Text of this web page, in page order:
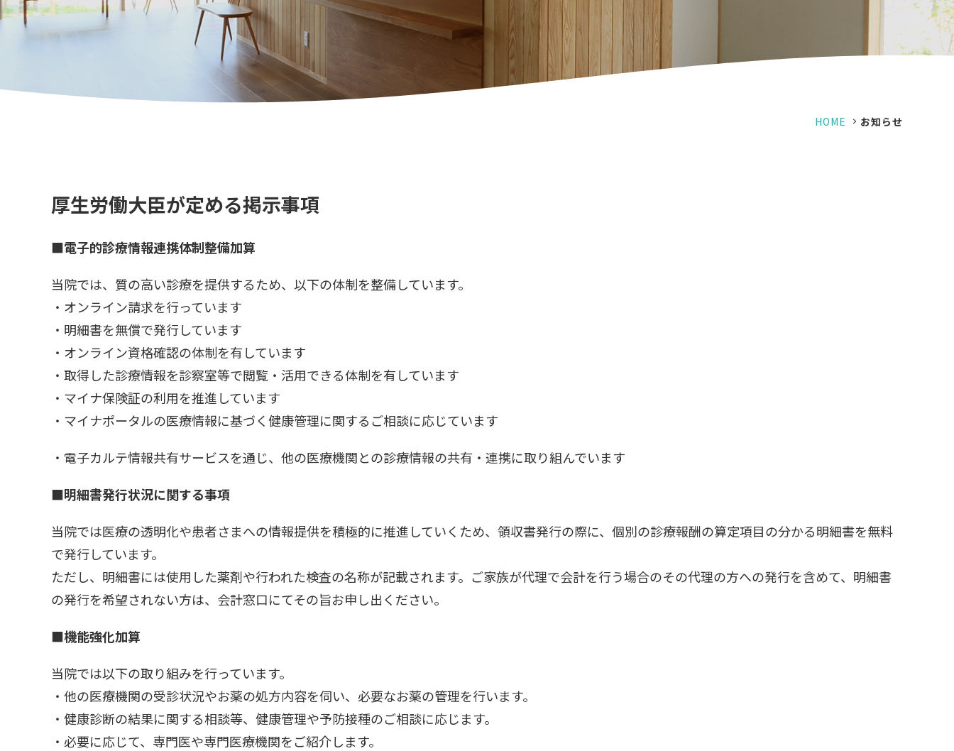
HOME お知らせ
厚生労働大臣が定める掲示事項
■電子的診療情報連携体制整備加算
当院では、質の高い診療を提供するため、以下の体制を整備しています。
・オンライン請求を行っています
・明細書を無償で発行しています
・オンライン資格確認の体制を有しています
・取得した診療情報を診察室等で閲覧・活用できる体制を有しています
・マイナ保険証の利用を推進しています
・マイナポータルの医療情報に基づく健康管理に関するご相談に応じています
・電子カルテ情報共有サービスを通じ、他の医療機関との診療情報の共有・連携に取り組んでいます
■明細書発行状況に関する事項
当院では医療の透明化や患者さまへの情報提供を積極的に推進していくため、領収書発行の際に、個別の診療報酬の算定項目の分かる明細書を無料
で発行しています。
ただし、明細書には使用した薬剤や行われた検査の名称が記載されます。ご家族が代理で会計を行う場合のその代理の方への発行を含めて、明細書
の発行を希望されない方は、会計窓口にてその旨お申し出ください。
■機能強化加算
当院では以下の取り組みを行っています。
・他の医療機関の受診状況やお薬の処方内容を伺い、必要なお薬の管理を行います。
・健康診断の結果に関する相談等、健康管理や予防接種のご相談に応じます。
・必要に応じて、専門医や専門医療機関をご紹介します。